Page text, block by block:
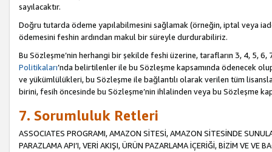
sayılacaktır.
Doğru tutarda ödeme yapılabilmesini sağlamak (örneğin, iptal veya
ödemesini feshin ardından makul bir süreyle durdurabiliriz.
Bu Sözleşme’nin herhangi bir şekilde feshi üzerine, tarafların 3, 4, 5,
Politikaları’nda belirtilenler ile bu Sözleşme kapsamında ödenecek
ve yükümlülükleri, bu Sözleşme ile bağlantılı olarak verilen tüm
birini, fesih öncesinde bu Sözleşme’nin ihlalinden veya bu Sözleşme
7. Sorumluluk Retleri
ASSOCIATES PROGRAMI, AMAZON SİTESİ, AMAZON SİTESİNDE
PARAZLAMA API’I, VERİ AKIŞI, ÜRÜN PAZARLAMA İÇERİĞİ, BİZİM VE VE